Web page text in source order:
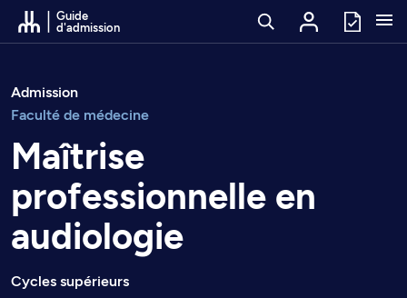
Passer au contenu
Guide
d'admission
Admission
Faculté de médecine
Maîtrise
professionnelle en
audiologie
Cycles supérieurs